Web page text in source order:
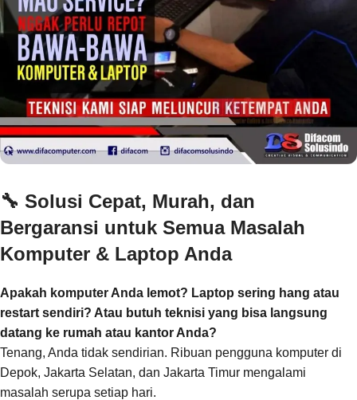
🔧 Solusi Cepat, Murah, dan
Bergaransi untuk Semua Masalah
Komputer & Laptop Anda
Apakah komputer Anda lemot? Laptop sering hang atau
restart sendiri? Atau butuh teknisi yang bisa langsung
datang ke rumah atau kantor Anda?
Tenang, Anda tidak sendirian. Ribuan pengguna komputer di
Depok, Jakarta Selatan, dan Jakarta Timur mengalami
masalah serupa setiap hari.